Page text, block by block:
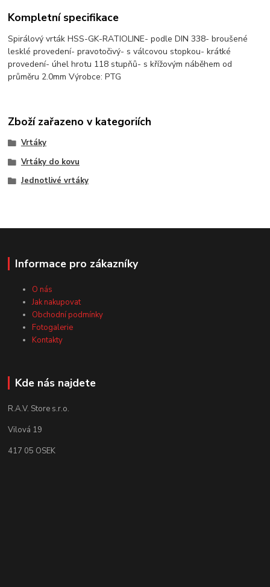
Kompletní specifikace
Spirálový vrták HSS-GK-RATIOLINE- podle DIN 338- broušené
lesklé provedení- pravotočivý- s válcovou stopkou- krátké
provedení- úhel hrotu 118 stupňů- s křížovým náběhem od
průměru 2.0mm Výrobce: PTG
Zboží zařazeno v kategoriích
Vrtáky
Vrtáky do kovu
Jednotlivé vrtáky
Informace pro zákazníky
O nás
Jak nakupovat
Obchodní podmínky
Fotogalerie
Kontakty
Kde nás najdete
R.A.V. Store s.r.o.
Vilová 19
417 05 OSEK